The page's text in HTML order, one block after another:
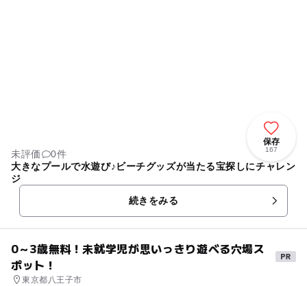
保存
167
未評価
0件
大きなプールで水遊び♪ビーチグッズが当たる宝探しにチャレン
ジ
続きをみる
0～3歳無料！未就学児が思いっきり遊べる穴場ス
ポット！
東京都八王子市